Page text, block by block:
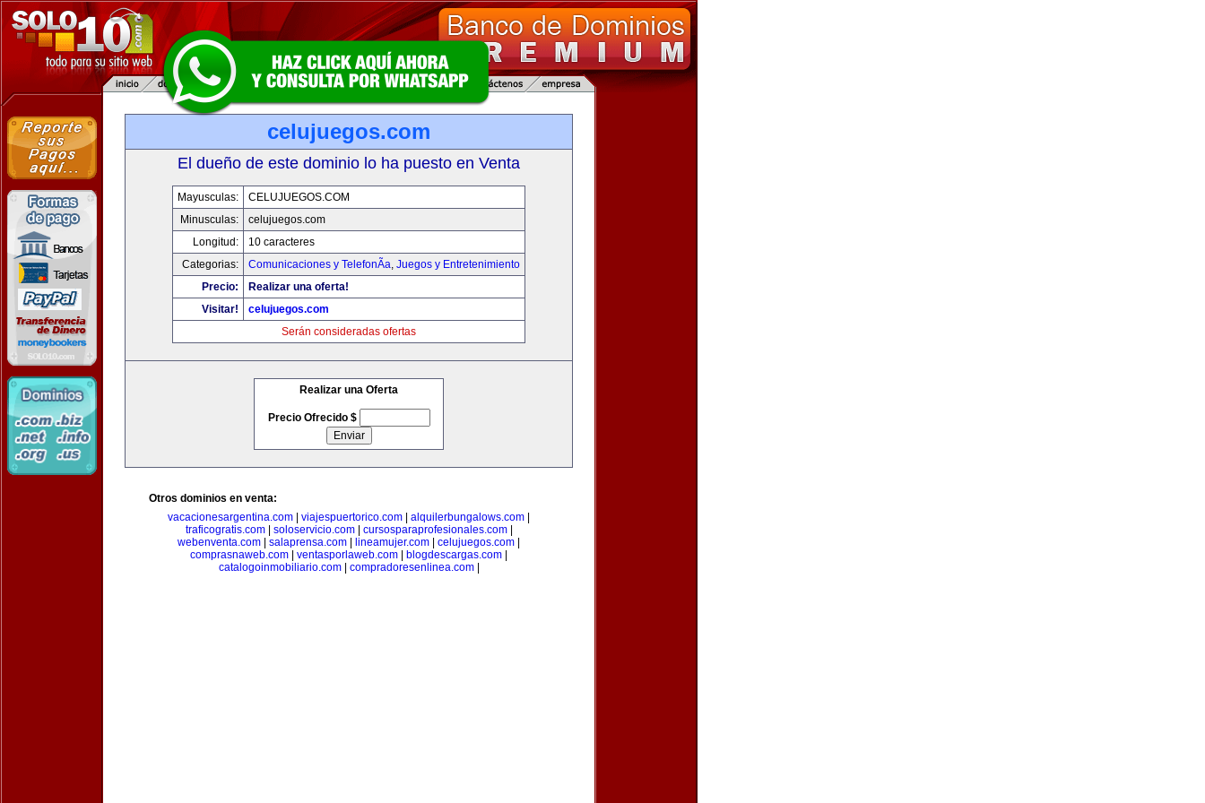
celujuegos.com
El dueño de este dominio lo ha puesto en Venta
Mayusculas:
CELUJUEGOS.COM
Minusculas:
celujuegos.com
Longitud:
10 caracteres
Categorias:
Comunicaciones y TelefonÃ­a, Juegos y Entretenimiento
Precio:
Realizar una oferta!
Visitar!
celujuegos.com
Serán consideradas ofertas
Realizar una Oferta
Precio Ofrecido $
Otros dominios en venta:
vacacionesargentina.com
viajespuertorico.com alquilerbungalows.com
traficogratis.com| soloservicio.com| cursosparaprofesionales.com|
webenventa.com
salaprensa.com lineamujer.com celujuegos.com
comprasnaweb.com
ventasporlaweb.com blogdescargas.com
catalogoinmobiliario.com| compradoresenlinea.com|